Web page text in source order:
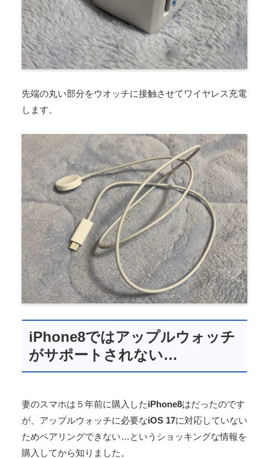
先端の丸い部分をウオッチに接触させてワイヤレス充電
します。
iPhone8ではアップルウォッチ
がサポートされない…
妻のスマホは５年前に購入したiPhone8はだったのです
が、アップルウォッチに必要なiOS 17に対応していない
ためペアリングできない…というショッキングな情報を
購入してから知りました。